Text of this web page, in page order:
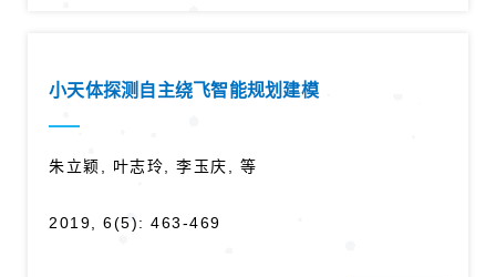
小天体探测自主绕飞智能规划建模
朱立颖, 叶志玲, 李玉庆, 等
2019, 6(5): 463-469